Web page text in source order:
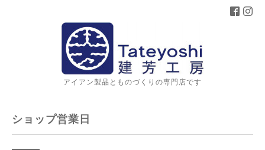
アイアン製品とものづくりの専門店です
ショップ営業日